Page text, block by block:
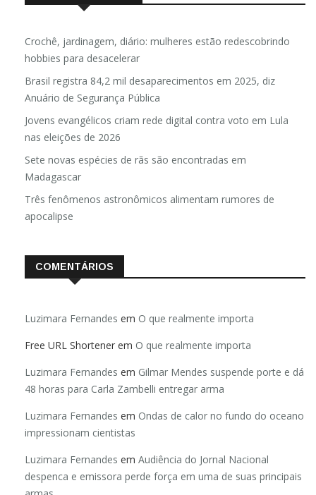
Crochê, jardinagem, diário: mulheres estão redescobrindo
hobbies para desacelerar
Brasil registra 84,2 mil desaparecimentos em 2025, diz
Anuário de Segurança Pública
Jovens evangélicos criam rede digital contra voto em Lula
nas eleições de 2026
Sete novas espécies de rãs são encontradas em
Madagascar
Três fenômenos astronômicos alimentam rumores de
apocalipse
COMENTÁRIOS
Luzimara Fernandes em O que realmente importa
Free URL Shortener em O que realmente importa
Luzimara Fernandes em Gilmar Mendes suspende porte e dá
48 horas para Carla Zambelli entregar arma
Luzimara Fernandes em Ondas de calor no fundo do oceano
impressionam cientistas
Luzimara Fernandes em Audiência do Jornal Nacional
despenca e emissora perde força em uma de suas principais